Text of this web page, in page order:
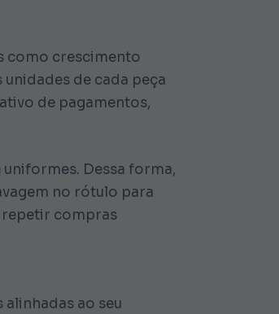
como crescimento
de cada peça
de pagamentos,
Dessa forma,
no rótulo para
repetir compras
ao seu